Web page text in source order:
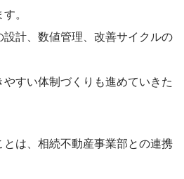
。
計、数値管理、改善サイクルの
すい体制づくりも進めていきた
は、相続不動産事業部との連携